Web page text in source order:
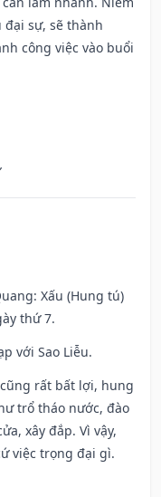
sự, sẽ thành
công việc vào buổi
Xấu (Hung tú)
thứ 7.
với Sao Liễu.
rất bất lợi, hung
trổ tháo nước, đào
xây đắp. Vì vậy,
việc trọng đại gì.